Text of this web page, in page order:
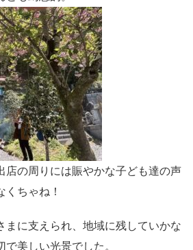
店の周りには賑やかな子ども達の声
ちゃね！
まに支えられ、地域に残していかな
美しい光景でした。